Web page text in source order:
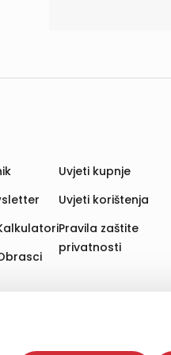
Time poboljšavamo
web stranica i uređaja u
Uvjeti kupnje
Uvjeti korištenja
Pravila zaštite
privatnosti